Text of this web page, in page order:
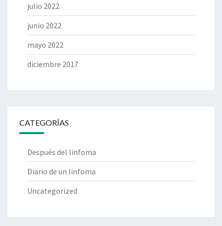
julio 2022
junio 2022
mayo 2022
diciembre 2017
CATEGORÍAS
Después del linfoma
Diario de un linfoma
Uncategorized